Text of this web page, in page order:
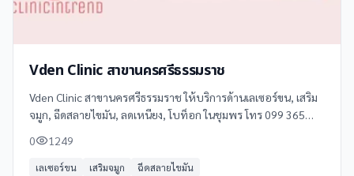
Vden Clinic สาขานครศรีธรรมราช
Vden Clinic สาขานครศรีธรรมราช ให้บริการด้านเลเซอร์ขน, เสริม
จมูก, ฉีดสลายไขมัน, ลดเหนียง, โบท็อก ในชุมพร โทร 099 365
0 1249
เลเซอร์ขน เสริมจมูก ฉีดสลายไขมัน